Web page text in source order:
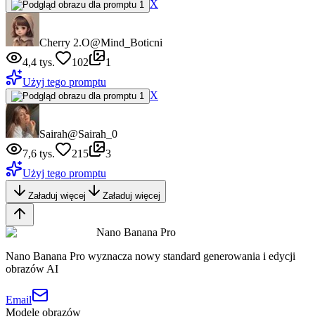
X
Cherry 2.O@Mind_Boticni
4,4 tys.
102
1
Użyj tego promptu
X
Sairah@Sairah_0
7,6 tys.
215
3
Użyj tego promptu
Załaduj więcej Załaduj więcej
Nano Banana Pro
Nano Banana Pro wyznacza nowy standard generowania i edycji
obrazów AI
Email
Modele obrazów